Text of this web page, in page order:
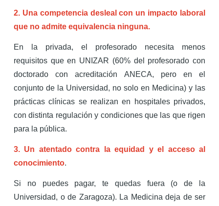
2. Una competencia desleal con un impacto laboral
que no admite equivalencia ninguna.
En la privada, el profesorado necesita menos
requisitos que en UNIZAR (60% del profesorado con
doctorado con acreditación ANECA, pero en el
conjunto de la Universidad, no solo en Medicina) y las
prácticas clínicas se realizan en hospitales privados,
con distinta regulación y condiciones que las que rigen
para la pública.
3. Un atentado contra la equidad y el acceso al
conocimiento.
Si no puedes pagar, te quedas fuera (o de la
Universidad, o de Zaragoza). La Medicina deja de ser